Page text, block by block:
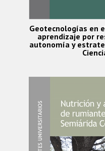
Geotecnologías en
aprendizaje por
autonomía y